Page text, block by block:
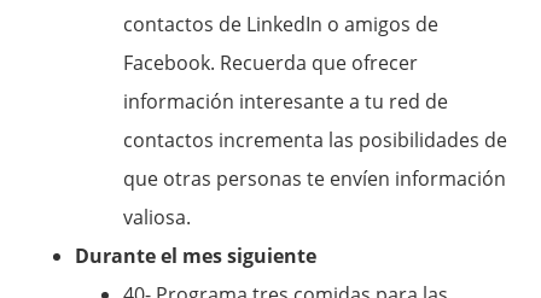
contactos de LinkedIn o amigos de
Facebook. Recuerda que ofrecer
información interesante a tu red de
contactos incrementa las posibilidades de
que otras personas te envíen información
valiosa.
Durante el mes siguiente